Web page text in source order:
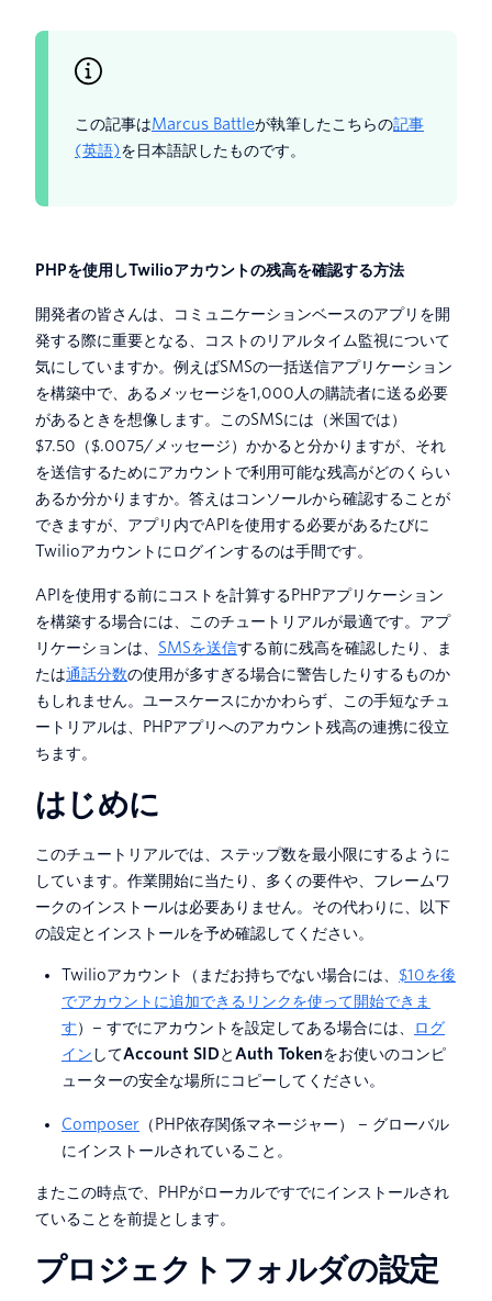
この記事はMarcus Battleが執筆したこちらの記事
(英語)を日本語訳したものです。
PHPを使用しTwilioアカウントの残高を確認する方法
開発者の皆さんは、コミュニケーションベースのアプリを開
発する際に重要となる、コストのリアルタイム監視について
気にしていますか。例えばSMSの一括送信アプリケーション
を構築中で、あるメッセージを1,000人の購読者に送る必要
があるときを想像します。このSMSには（米国では）
$7.50（$.0075/メッセージ）かかると分かりますが、それ
を送信するためにアカウントで利用可能な残高がどのくらい
あるか分かりますか。答えはコンソールから確認することが
できますが、アプリ内でAPIを使用する必要があるたびに
Twilioアカウントにログインするのは手間です。
APIを使用する前にコストを計算するPHPアプリケーション
を構築する場合には、このチュートリアルが最適です。アプ
リケーションは、 SMSを送信する前に残高を確認したり、ま
たは通話分数の使用が多すぎる場合に警告したりするものか
もしれません。ユースケースにかかわらず、この手短なチュ
ートリアルは、PHPアプリへのアカウント残高の連携に役立
ちます。
はじめに
このチュートリアルでは、ステップ数を最小限にするように
しています。作業開始に当たり、多くの要件や、フレームワ
ークのインストールは必要ありません。その代わりに、以下
の設定とインストールを予め確認してください。
Twilioアカウント（まだお持ちでない場合には、 $10を後
でアカウントに追加できるリンクを使って開始できま
す）− すでにアカウントを設定してある場合には、
ログ
イン してAccount SIDと Auth Tokenをお使いのコンピ
ューターの安全な場所にコピーしてください。
Composer （PHP依存関係マネージャー） − グローバル
にインストールされていること。
またこの時点で、PHPがローカルですでにインストールされ
ていることを前提とします。
プロジェクトフォルダの設定